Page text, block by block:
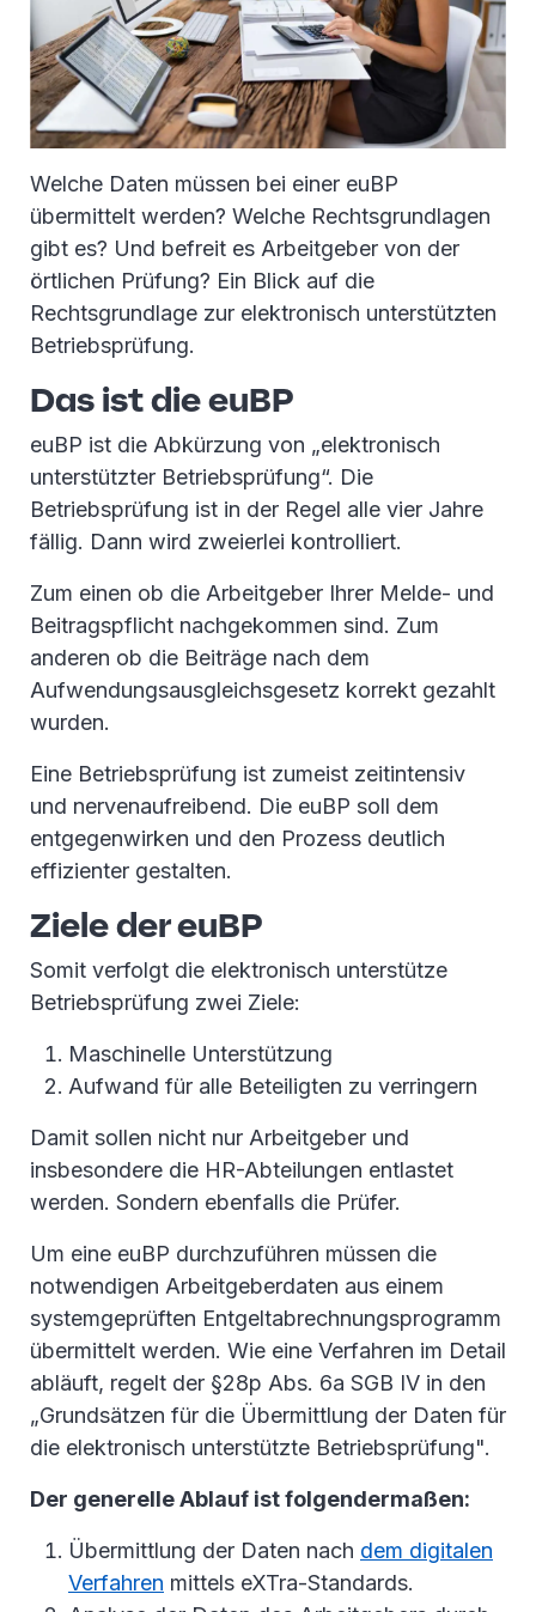
Welche Daten müssen bei einer euBP
übermittelt werden? Welche Rechtsgrundlagen
gibt es? Und befreit es Arbeitgeber von der
örtlichen Prüfung? Ein Blick auf die
Rechtsgrundlage zur elektronisch unterstützten
Betriebsprüfung.
Das ist die euBP
euBP ist die Abkürzung von „elektronisch
unterstützter Betriebsprüfung“. Die
Betriebsprüfung ist in der Regel alle vier Jahre
fällig. Dann wird zweierlei kontrolliert.
Zum einen ob die Arbeitgeber Ihrer Melde- und
Beitragspflicht nachgekommen sind. Zum
anderen ob die Beiträge nach dem
Aufwendungsausgleichsgesetz korrekt gezahlt
wurden.
Eine Betriebsprüfung ist zumeist zeitintensiv
und nervenaufreibend. Die euBP soll dem
entgegenwirken und den Prozess deutlich
effizienter gestalten.
Ziele der euBP
Somit verfolgt die elektronisch unterstütze
Betriebsprüfung zwei Ziele:
Maschinelle Unterstützung
Aufwand für alle Beteiligten zu verringern
Damit sollen nicht nur Arbeitgeber und
insbesondere die HR-Abteilungen entlastet
werden. Sondern ebenfalls die Prüfer.
Um eine euBP durchzuführen müssen die
notwendigen Arbeitgeberdaten aus einem
systemgeprüften Entgeltabrechnungsprogramm
übermittelt werden. Wie eine Verfahren im Detail
abläuft, regelt der §28p Abs. 6a SGB IV in den
„Grundsätzen für die Übermittlung der Daten für
die elektronisch unterstützte Betriebsprüfung".
Der generelle Ablauf ist folgendermaßen:
Übermittlung der Daten nach dem digitalen
Verfahren mittels eXTra-Standards.